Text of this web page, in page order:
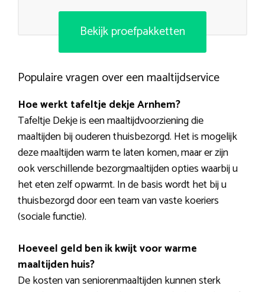
Bekijk proefpakketten
Populaire vragen over een maaltijdservice
Hoe werkt tafeltje dekje Arnhem?
Tafeltje Dekje is een maaltijdvoorziening die
maaltijden bij ouderen thuisbezorgd. Het is mogelijk
deze maaltijden warm te laten komen, maar er zijn
ook verschillende bezorgmaaltijden opties waarbij u
het eten zelf opwarmt. In de basis wordt het bij u
thuisbezorgd door een team van vaste koeriers
(sociale functie).
Hoeveel geld ben ik kwijt voor warme
maaltijden huis?
De kosten van seniorenmaaltijden kunnen sterk